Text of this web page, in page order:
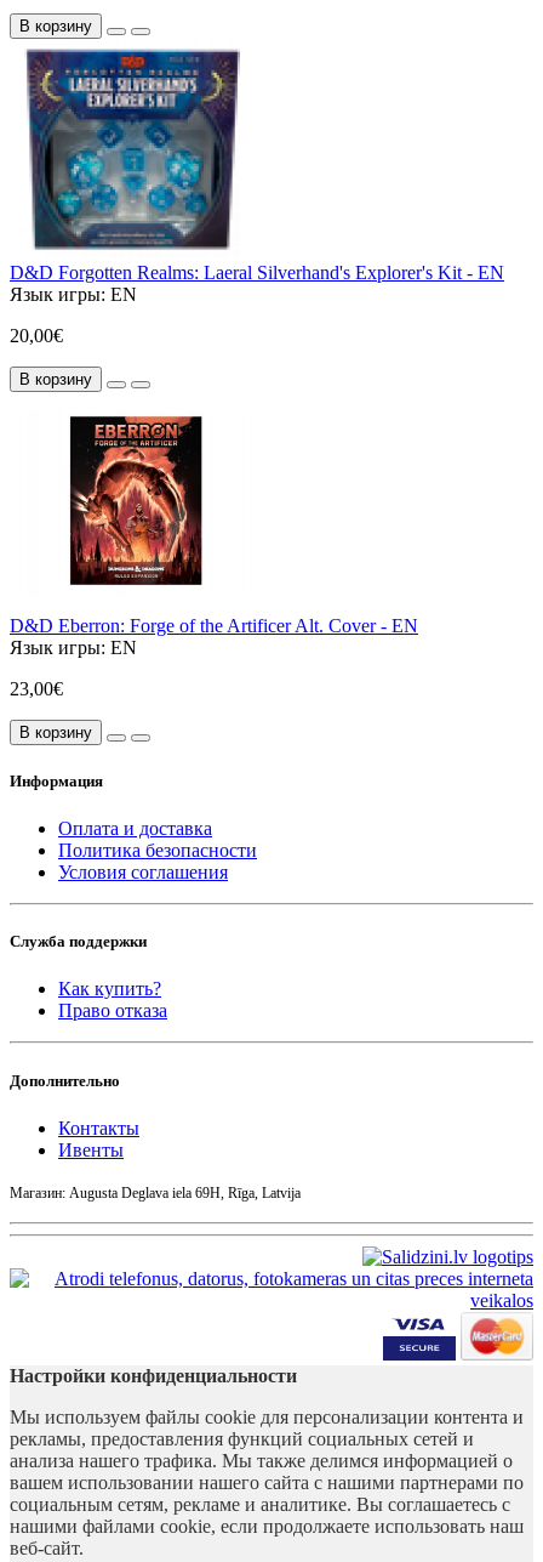
В корзину
D&D Forgotten Realms: Laeral Silverhand's Explorer's Kit - EN
Язык игры: EN
20,00€
В корзину
D&D Eberron: Forge of the Artificer Alt. Cover - EN
Язык игры: EN
23,00€
В корзину
Информация
Оплата и доставка
Политика безопасности
Условия соглашения
Служба поддержки
Как купить?
Право отказа
Дополнительно
Контакты
Ивенты
Магазин: Augusta Deglava iela 69H, Rīga, Latvija
Настройки конфиденциальности
Мы используем файлы cookie для персонализации контента и
рекламы, предоставления функций социальных сетей и
анализа нашего трафика. Мы также делимся информацией о
вашем использовании нашего сайта с нашими партнерами по
социальным сетям, рекламе и аналитике. Вы соглашаетесь с
нашими файлами cookie, если продолжаете использовать наш
веб-сайт.